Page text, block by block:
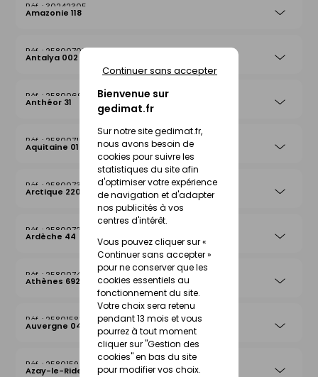
Bienvenue sur
gedimat.fr
Sur notre site gedimat.fr,
nous avons besoin de
cookies pour suivre les
statistiques du site afin
d'optimiser votre expérience
de navigation et d'adapter
nos publicités à vos
centres d'intérêt.
Vous pouvez cliquer sur «
Continuer sans accepter »
pour ne conserver que les
cookies essentiels au
fonctionnement du site.
Votre choix sera retenu
pendant 13 mois et vous
pourrez à tout moment
cliquer sur "Gestion des
cookies" en bas du site
pour modifier vos choix.
Continuer sans accepter
30242305
Amazonie 118
25800708
Antalya 002
25800692
Anthéor 31
25800715
Aquitaine 019
25800739
Arctique 220
25800722
Ardèche 44
25800746
Athènes 692
25801583
Auvergne 042
25801590
Azay-le-Rideau 026